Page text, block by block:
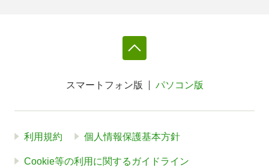
スマートフォン版 パソコン版
利用規約 個人情報保護基本方針
Cookie等の利用に関するガイドライン